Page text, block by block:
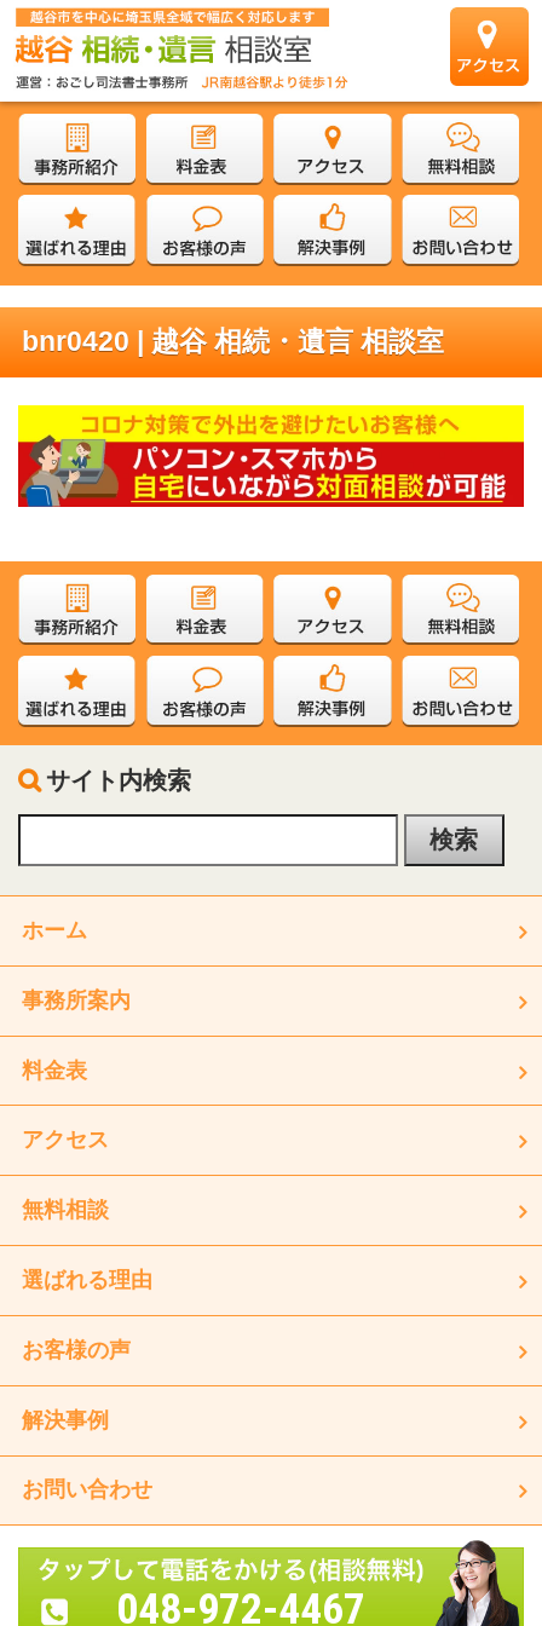
bnr0420 | 越谷 相続・遺言 相談室
サイト内検索
ホーム
事務所案内
料金表
アクセス
無料相談
選ばれる理由
お客様の声
解決事例
お問い合わせ
048-972-4467